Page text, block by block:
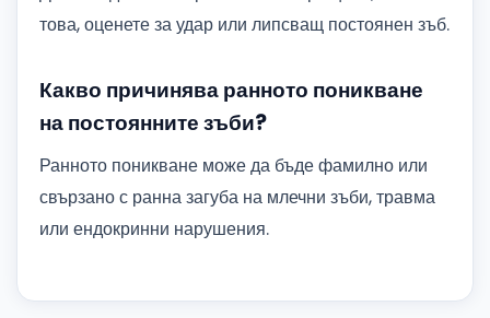
това, оценете за удар или липсващ постоянен зъб.
Какво причинява ранното поникване
на постоянните зъби?
Ранното поникване може да бъде фамилно или
свързано с ранна загуба на млечни зъби, травма
или ендокринни нарушения.